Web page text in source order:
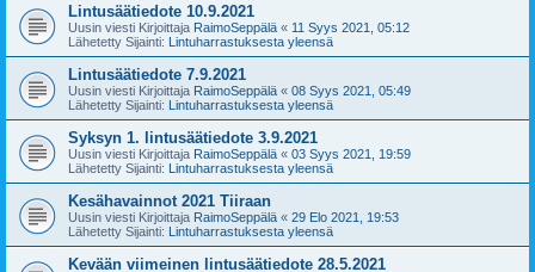
Lintusäätiedote 10.9.2021
Uusin viesti Kirjoittaja RaimoSeppälä « 11 Syys 2021, 05:12
Lähetetty Sijainti: Lintuharrastuksesta yleensä
Lintusäätiedote 7.9.2021
Uusin viesti Kirjoittaja RaimoSeppälä « 08 Syys 2021, 05:49
Lähetetty Sijainti: Lintuharrastuksesta yleensä
Syksyn 1. lintusäätiedote 3.9.2021
Uusin viesti Kirjoittaja RaimoSeppälä « 03 Syys 2021, 19:59
Lähetetty Sijainti: Lintuharrastuksesta yleensä
Kesähavainnot 2021 Tiiraan
Uusin viesti Kirjoittaja RaimoSeppälä « 29 Elo 2021, 19:53
Lähetetty Sijainti: Lintuharrastuksesta yleensä
Kevään viimeinen lintusäätiedote 28.5.2021